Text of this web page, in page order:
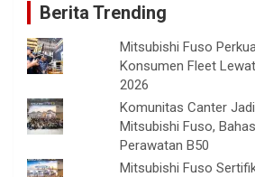
Berita Trending
Mitsubishi Fuso
Konsumen Fleet
2026
Komunitas Canter
Mitsubishi Fuso,
Perawatan B50
Mitsubishi Fuso